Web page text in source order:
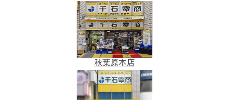
秋葉原本店